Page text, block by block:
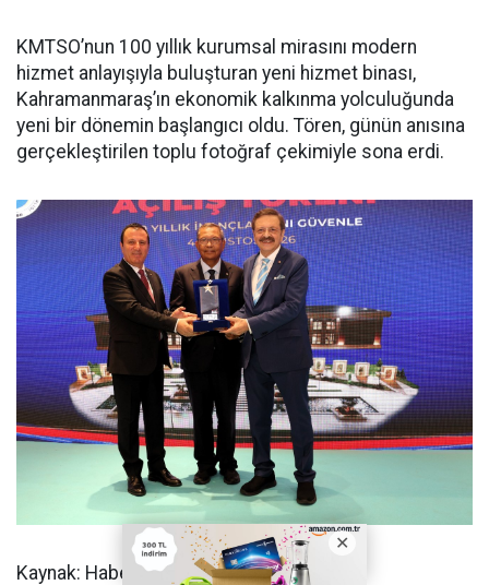
KMTSO’nun 100 yıllık kurumsal mirasını modern
hizmet anlayışıyla buluşturan yeni hizmet binası,
Kahramanmaraş’ın ekonomik kalkınma yolculuğunda
yeni bir dönemin başlangıcı oldu. Tören, günün anısına
gerçekleştirilen toplu fotoğraf çekimiyle sona erdi.
Kaynak: Haber merkezi